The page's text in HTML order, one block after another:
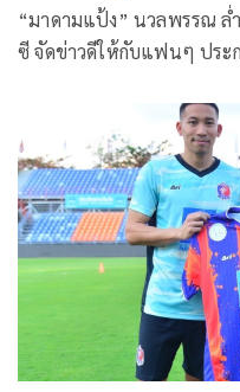
“มาดามแป้ง” นวลพรรณ ล่
ซี จัดข่าวดีให้กับแฟนๆ ประ
ร่วมทัพเป็นการถาวรจาก บี